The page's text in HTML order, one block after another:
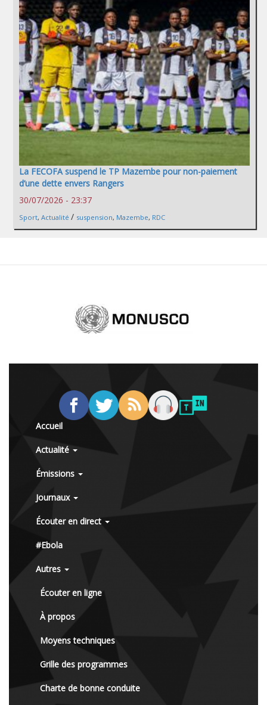
La FECOFA suspend le TP Mazembe pour non-paiement
d’une dette envers Rangers
30/07/2026 - 23:37
Sport, Actualité / suspension, Mazembe, RDC
Accueil
Actualité
Émissions
Journaux
Écouter en direct
#Ebola
Autres
Écouter en ligne
À propos
Moyens techniques
Grille des programmes
Charte de bonne conduite